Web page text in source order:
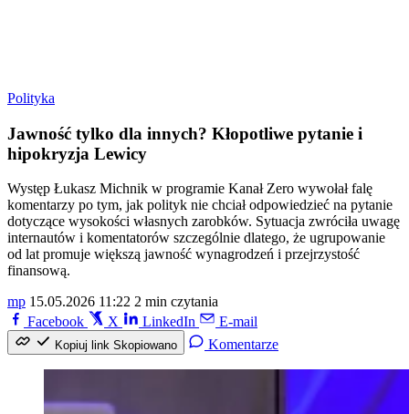
Polityka
Jawność tylko dla innych? Kłopotliwe pytanie i
hipokryzja Lewicy
Występ Łukasz Michnik w programie Kanał Zero wywołał falę
komentarzy po tym, jak polityk nie chciał odpowiedzieć na pytanie
dotyczące wysokości własnych zarobków. Sytuacja zwróciła uwagę
internautów i komentatorów szczególnie dlatego, że ugrupowanie
od lat promuje większą jawność wynagrodzeń i przejrzystość
finansową.
mp 15.05.2026 11:22 2 min czytania
Facebook
X LinkedIn E-mail
Kopiuj link Skopiowano Komentarze